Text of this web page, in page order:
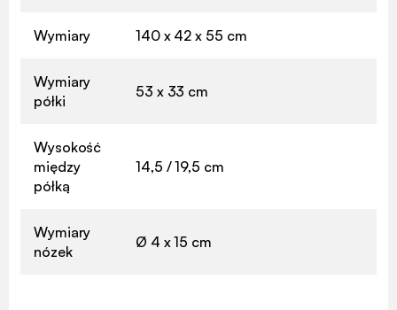
Wymiary 140 x 42 x 55 cm
Wymiary
półki
53 x 33 cm
Wysokość
między
półką
14,5 / 19,5 cm
Wymiary
nózek
Ø 4 x 15 cm